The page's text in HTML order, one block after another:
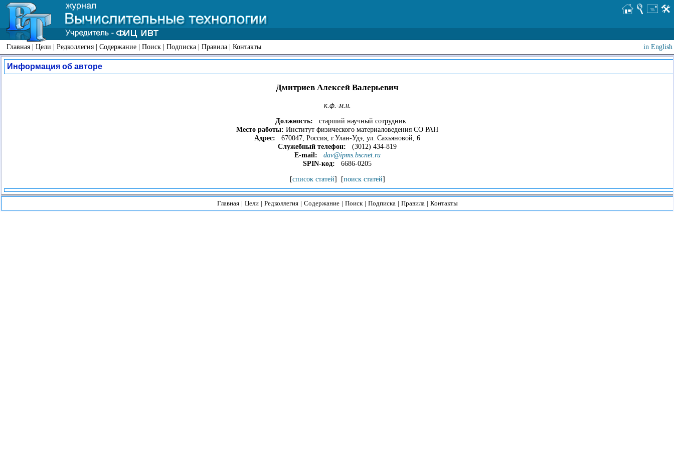
Главная | Цели | Редколлегия | Содержание | Поиск | Подписка | Правила | Контакты in English
Информация об авторе
Дмитриев Алексей Валерьевич
к.ф.-м.н.
Должность: старший научный сотрудник
Место работы: Институт физического материаловедения СО РАН
Адрес: 670047, Россия, г.Улан-Удэ, ул. Сахьяновой, 6
Служебный телефон: (3012) 434-819
E-mail:
dav@ipms.bscnet.ru
SPIN-код: 6686-0205
[список статей] [поиск статей]
Главная | Цели | Редколлегия | Содержание | Поиск | Подписка | Правила | Контакты